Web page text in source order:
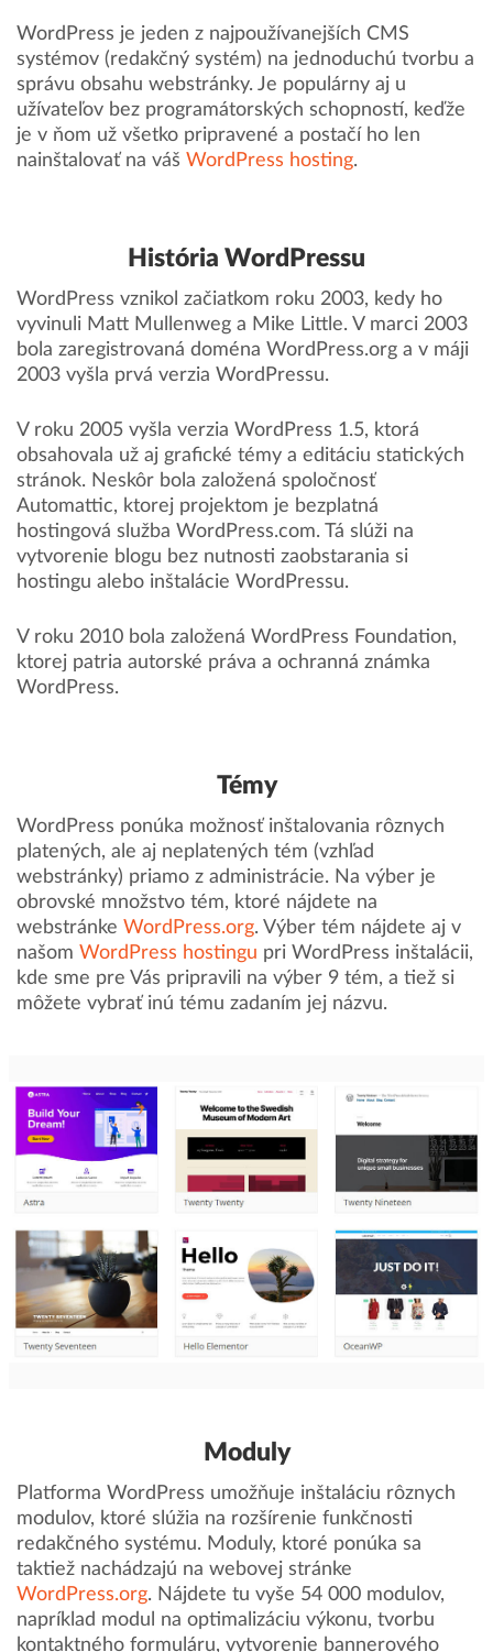
WordPress je jeden z najpoužívanejších CMS
systémov (redakčný systém) na jednoduchú tvorbu a
správu obsahu webstránky. Je populárny aj u
užívateľov bez programátorských schopností, keďže
je v ňom už všetko pripravené a postačí ho len
nainštalovať na váš WordPress hosting.
História WordPressu
WordPress vznikol začiatkom roku 2003, kedy ho
vyvinuli Matt Mullenweg a Mike Little. V marci 2003
bola zaregistrovaná doména WordPress.org a v máji
2003 vyšla prvá verzia WordPressu.
V roku 2005 vyšla verzia WordPress 1.5, ktorá
obsahovala už aj grafické témy a editáciu statických
stránok. Neskôr bola založená spoločnosť
Automattic, ktorej projektom je bezplatná
hostingová služba WordPress.com. Tá slúži na
vytvorenie blogu bez nutnosti zaobstarania si
hostingu alebo inštalácie WordPressu.
V roku 2010 bola založená WordPress Foundation,
ktorej patria autorské práva a ochranná známka
WordPress.
Témy
WordPress ponúka možnosť inštalovania rôznych
platených, ale aj neplatených tém (vzhľad
webstránky) priamo z administrácie. Na výber je
obrovské množstvo tém, ktoré nájdete na
webstránke WordPress.org. Výber tém nájdete aj v
našom WordPress hostingu pri WordPress inštalácii,
kde sme pre Vás pripravili na výber 9 tém, a tiež si
môžete vybrať inú tému zadaním jej názvu.
Moduly
Platforma WordPress umožňuje inštaláciu rôznych
modulov, ktoré slúžia na rozšírenie funkčnosti
redakčného systému. Moduly, ktoré ponúka sa
taktiež nachádzajú na webovej stránke
WordPress.org. Nájdete tu vyše 54 000 modulov,
napríklad modul na optimalizáciu výkonu, tvorbu
kontaktného formuláru, vytvorenie bannerového